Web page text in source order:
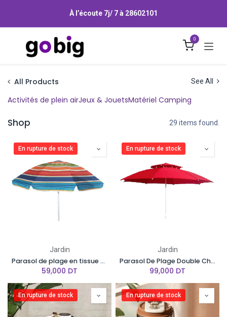
À l’écoute 7j/ 7 à 28602101
0
All Products See All
Activités de plein airJeux & JouetsMatériel Camping
Shop 29 items found.
En rupture de stock
Jardin
Parasol de plage en tissue anti UV - 2 Mètres- Multicolore
59,000 DT
En rupture de stock
Jardin
Parasol De Plage Double Chapeau 2,1 Mètres - En tissue anti UV
99,000 DT
En rupture de stock En rupture de stock